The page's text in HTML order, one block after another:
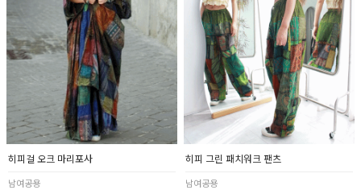
히피걸 오크 마리포사
남여공용
히피 그린 패치워크 팬츠
남여공용